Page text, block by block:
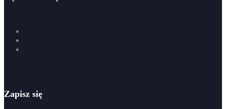
Zapisz się